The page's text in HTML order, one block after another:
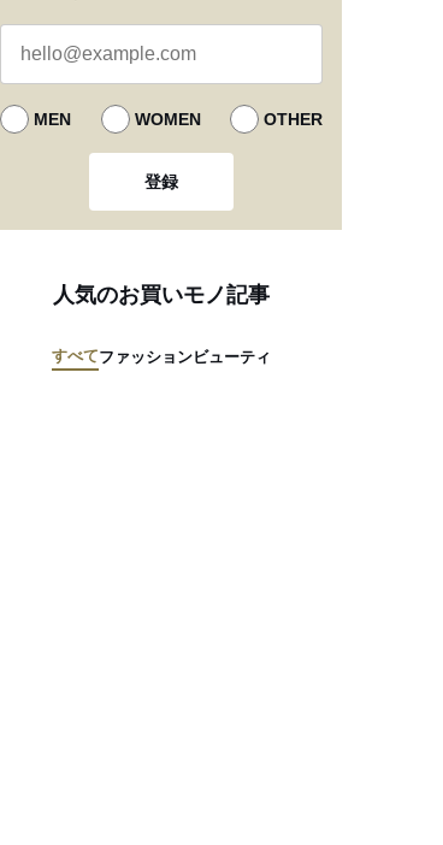
MEN WOMEN OTHER
登録
人気のお買いモノ記事
すべてファッションビューティ